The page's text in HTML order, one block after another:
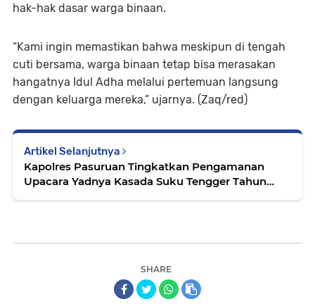
hak-hak dasar warga binaan.
“Kami ingin memastikan bahwa meskipun di tengah
cuti bersama, warga binaan tetap bisa merasakan
hangatnya Idul Adha melalui pertemuan langsung
dengan keluarga mereka,” ujarnya. (Zaq/red)
Artikel Selanjutnya
Kapolres Pasuruan Tingkatkan Pengamanan
Upacara Yadnya Kasada Suku Tengger Tahun
SHARE